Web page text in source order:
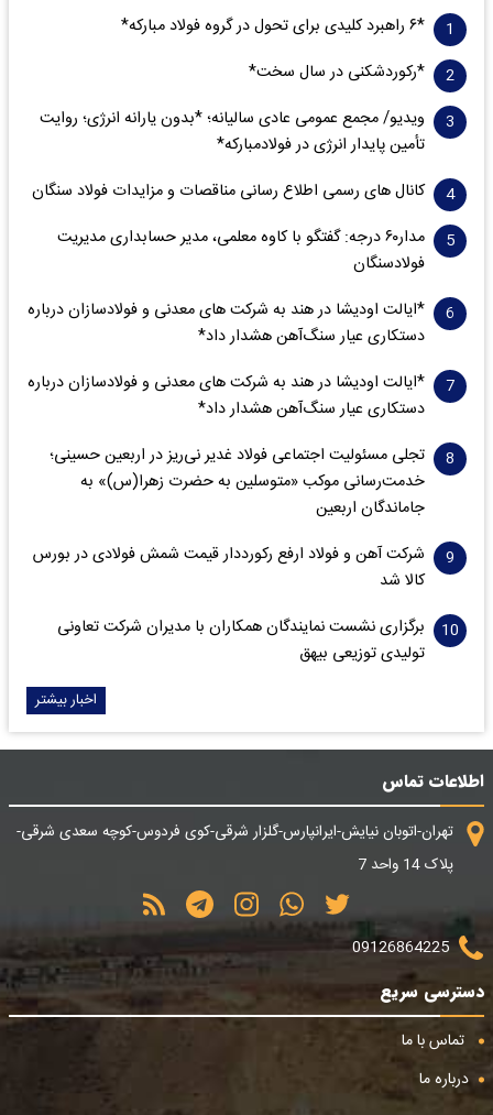
*۶ راهبرد کلیدی برای تحول در گروه فولاد مبارکه*
*رکوردشکنی در سال سخت*
ویدیو/ مجمع عمومی عادی سالیانه؛ *بدون یارانه انرژی؛ روایت
تأمین پایدار انرژی در فولادمبارکه*
کانال های رسمی اطلاع رسانی مناقصات و مزایدات فولاد سنگان
مدار‌۶٠ درجه: گفتگو با کاوه معلمی، مدیر حسابداری مدیریت
فولادسنگان
*ایالت اودیشا در هند به شرکت های معدنی و فولادسازان درباره
دستکاری عیار سنگ‌آهن هشدار داد*
*ایالت اودیشا در هند به شرکت های معدنی و فولادسازان درباره
دستکاری عیار سنگ‌آهن هشدار داد*
تجلی مسئولیت اجتماعی فولاد غدیر نی‌ریز در اربعین حسینی؛
خدمت‌رسانی موکب «متوسلین به حضرت زهرا(س)» به
جاماندگان اربعین
شرکت آهن و فولاد ارفع رکورددار قیمت شمش فولادی در بورس
کالا شد
برگزاری نشست نمایندگان همکاران با مدیران شرکت تعاونی
تولیدی توزیعی بیهق
اخبار بیشتر
اطلاعات تماس
تهران-اتوبان نیایش-ایرانپارس-گلزار شرقی-کوی فردوس-کوچه سعدی شرقی-
پلاک 14 واحد 7
09126864225
دسترسی سریع
تماس با ما
درباره ما